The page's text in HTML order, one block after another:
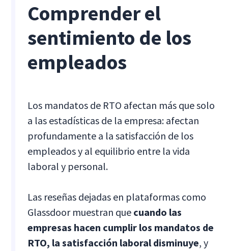
Comprender el
sentimiento de los
empleados
Los mandatos de RTO afectan más que solo
a las estadísticas de la empresa: afectan
profundamente a la satisfacción de los
empleados y al equilibrio entre la vida
laboral y personal.
Las reseñas dejadas en plataformas como
Glassdoor muestran que cuando las
empresas hacen cumplir los mandatos de
RTO, la satisfacción laboral disminuye, y